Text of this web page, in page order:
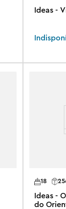
Ideas -
18
Ideas -
do